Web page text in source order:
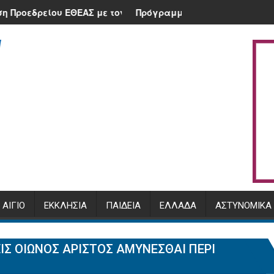
με τον Υπουργό, Μ. Σχοινά και τον Διοικητή της ΑΑΔΕ
Πρόγραμμα Αρχιερατικής χοροστασίας
ΑΊΓΙΟ ΕΚΚΛΗΣΊΑ ΠΑΙΔΕΊΑ ΕΛΛΆΔΑ ΑΣΤΥΝΟΜΙΚΆ
ΟἸΩΝΌΣ ἊΡΙΣΤΟΣ ἈΜΎΝΕΣΘΑΙ ΠΕΡΊ